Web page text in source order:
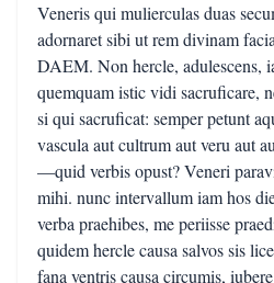
Veneris qui mulierculas duas
adornaret sibi ut rem divinam
DAEM. Non hercle, adulescens,
quemquam istic vidi sacruficare,
si qui sacruficat: semper petunt
vascula aut cultrum aut veru aut
—quid verbis opust? Veneri
mihi. nunc intervallum iam hos
verba praehibes, me periisse
quidem hercle causa salvos sis
fana ventris causa circumis,